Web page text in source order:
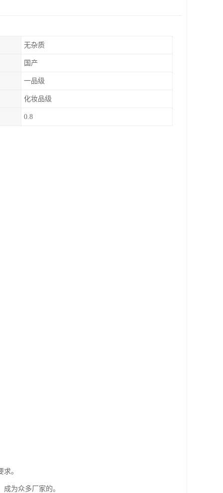
无杂质
国产
一品级
化妆品级
0.8
。
为众多厂家的。